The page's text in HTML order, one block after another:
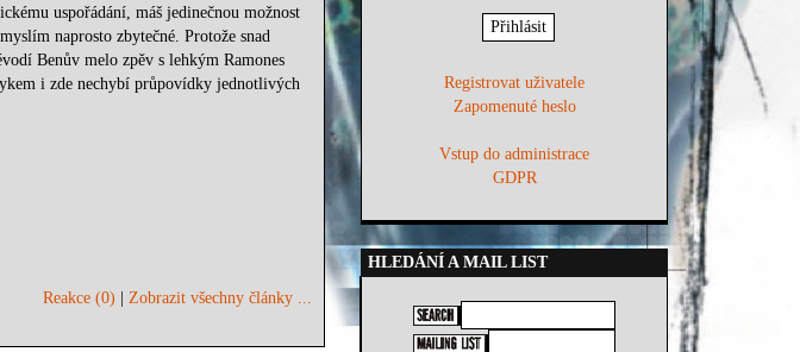
uspořádání, máš jedinečnou možnost
naprosto zbytečné. Protože snad
Benův melo zpěv s lehkým Ramones
i zde nechybí průpovídky jednotlivých
Reakce (0) Zobrazit všechny články ...
Registrovat uživatele
Zapomenuté heslo
Vstup do administrace
GDPR
HLEDÁNÍ A MAIL LIST